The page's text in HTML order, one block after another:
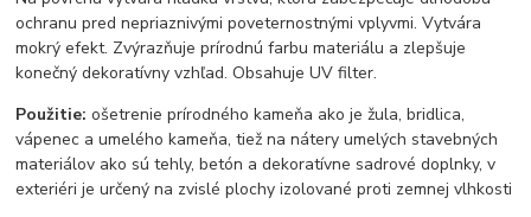
ochranu pred nepriaznivými poveternostnými vplyvmi. Vytvára
mokrý efekt. Zvýrazňuje prírodnú farbu materiálu a zlepšuje
konečný dekoratívny vzhľad. Obsahuje UV filter.
Použitie:ošetrenie prírodného kameňa ako je žula, bridlica,
vápenec a umelého kameňa, tiež na nátery umelých stavebných
materiálov ako sú tehly, betón a dekoratívne sadrové doplnky, v
exteriéri je určený na zvislé plochy izolované proti zemnej vlhkosti